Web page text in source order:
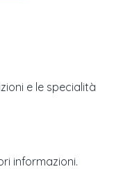
e le specialità
informazioni.